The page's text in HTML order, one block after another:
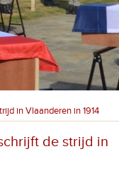
in Vlaanderen in 1914
de strijd in